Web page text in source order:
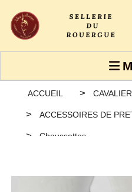
ACCUEIL CAVALIER
ACCESSOIRES DE
Chaussettes